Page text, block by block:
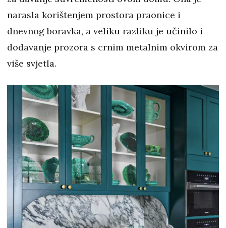
narasla korištenjem prostora praonice i
dnevnog boravka, a veliku razliku je učinilo i
dodavanje prozora s crnim metalnim okvirom za
više svjetla.